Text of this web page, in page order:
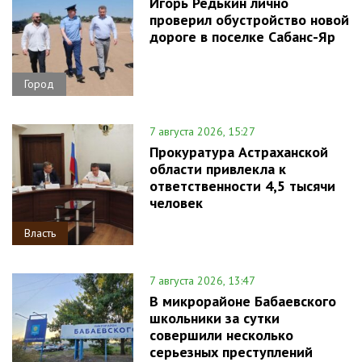
Город
проверил обустройство новой
дороге в поселке Сабанс-Яр
Власть
7 августа 2026, 15:27
Прокуратура Астраханской
области привлекла к
ответственности 4,5 тысячи
человек
7 августа 2026, 13:47
В микрорайоне Бабаевского
школьники за сутки
совершили несколько
серьезных преступлений